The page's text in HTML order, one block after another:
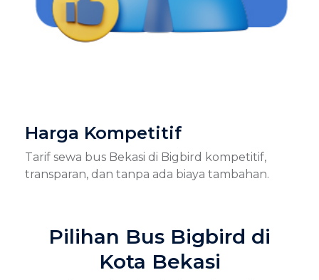
Harga Kompetitif
Tarif sewa bus Bekasi di Bigbird kompetitif,
transparan, dan tanpa ada biaya tambahan.
Pilihan Bus Bigbird di
Kota Bekasi